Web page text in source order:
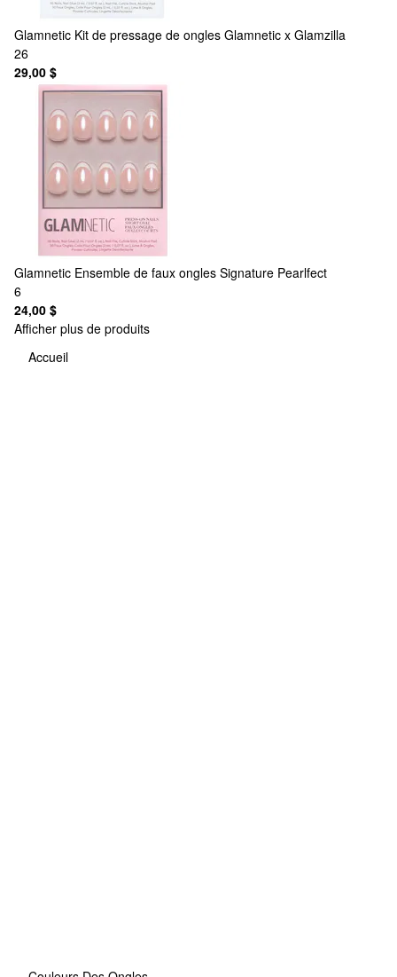
Glamnetic Kit de pressage de ongles Glamnetic x Glamzilla
26
29,00 $
Glamnetic Ensemble de faux ongles Signature Pearlfect
6
24,00 $
Afficher plus de produits
Accueil